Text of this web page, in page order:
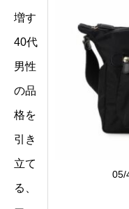
05/
増す
40代
男性
の品
格を
引き
立て
る、